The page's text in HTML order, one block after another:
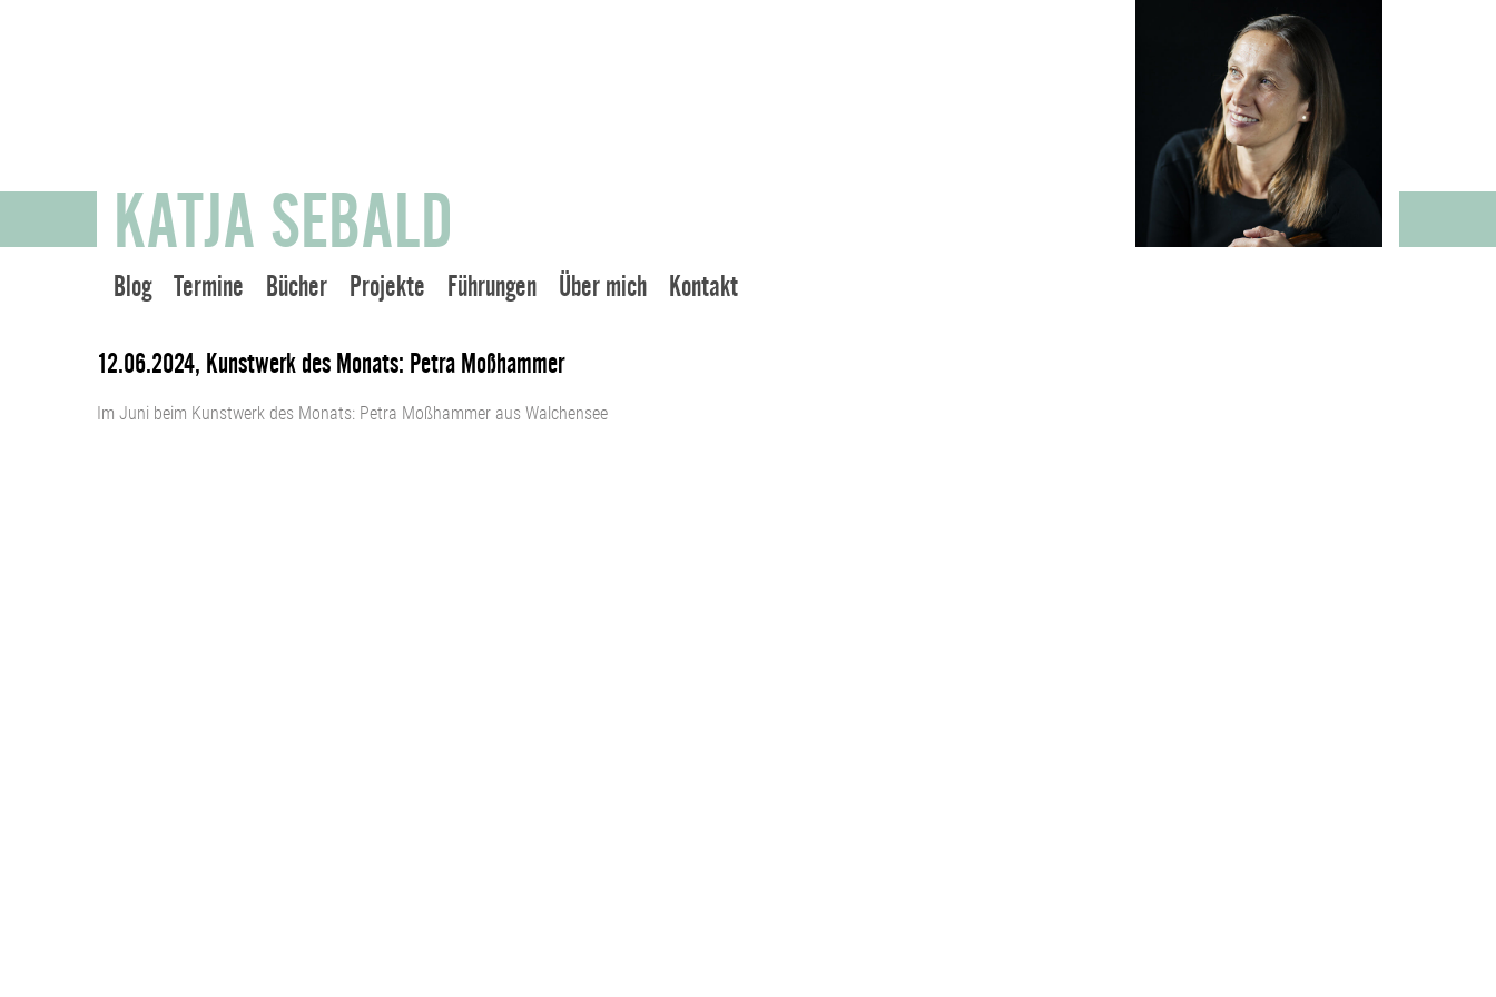
KATJA SEBALD
Blog Termine Bücher Projekte Führungen Über mich Kontakt
12.06.2024, Kunstwerk des Monats: Petra Moßhammer
Im Juni beim Kunstwerk des Monats: Petra Moßhammer aus Walchensee